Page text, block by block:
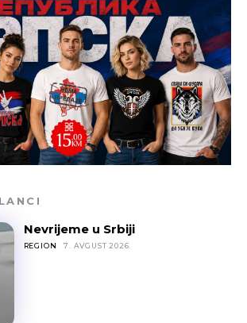
Nevrijeme u Srbiji
REGION 7. AVGUST 2026.